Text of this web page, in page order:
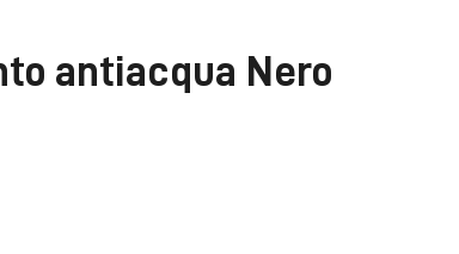
antiacqua Nero